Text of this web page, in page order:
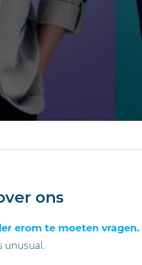
ons
erom te moeten vragen.
unusual.